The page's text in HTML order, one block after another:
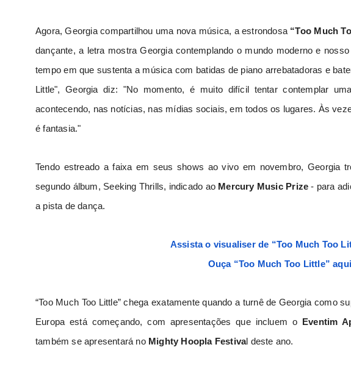
Agora, Georgia compartilhou uma nova música, a estrondosa “Too Much
dançante, a letra mostra Georgia contemplando o mundo moderno e
tempo em que sustenta a música com batidas de piano arrebatadoras e
Little", Georgia diz: "No momento, é muito difícil tentar contemplar
acontecendo, nas notícias, nas mídias sociais, em todos os lugares. Às
é fantasia."
Tendo estreado a faixa em seus shows ao vivo em novembro, Georgia
segundo álbum, Seeking Thrills, indicado ao Mercury Music Prize - para
a pista de dança.
Assista o visualiser de “Too Much Too
Ouça “Too Much Too Little” aqui
“Too Much Too Little” chega exatamente quando a turnê de Georgia como
Europa está começando, com apresentações que incluem o Eventim
também se apresentará no Mighty Hoopla Festival deste ano.